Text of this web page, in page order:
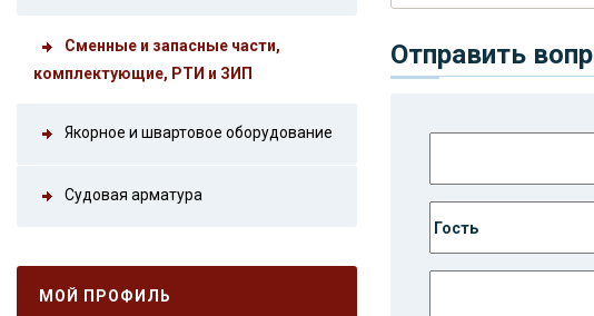
Сменные и запасные части,
комплектующие, РТИ и ЗИП
Якорное и швартовое оборудование
Судовая арматура
МОЙ ПРОФИЛЬ
Отправить